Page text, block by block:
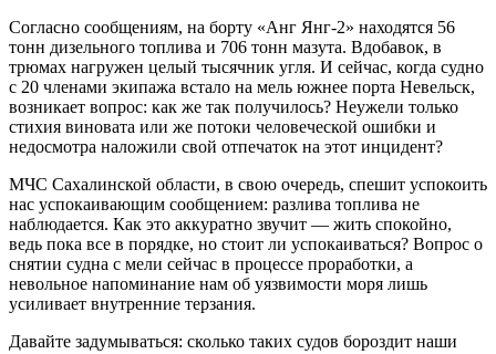
Согласно сообщениям, на борту «Анг Янг-2» находятся 56
тонн дизельного топлива и 706 тонн мазута. Вдобавок, в
трюмах нагружен целый тысячник угля. И сейчас, когда судно
с 20 членами экипажа встало на мель южнее порта Невельск,
возникает вопрос: как же так получилось? Неужели только
стихия виновата или же потоки человеческой ошибки и
недосмотра наложили свой отпечаток на этот инцидент?
МЧС Сахалинской области, в свою очередь, спешит успокоить
нас успокаивающим сообщением: разлива топлива не
наблюдается. Как это аккуратно звучит — жить спокойно,
ведь пока все в порядке, но стоит ли успокаиваться? Вопрос о
снятии судна с мели сейчас в процессе проработки, а
невольное напоминание нам об уязвимости моря лишь
усиливает внутренние терзания.
Давайте задумываться: сколько таких судов бороздит наши